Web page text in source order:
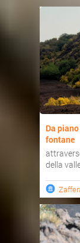
Da
fontane
della